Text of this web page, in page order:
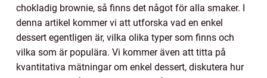
chokladig brownie, så finns det något för alla smaker. I
denna artikel kommer vi att utforska vad en enkel
dessert egentligen är, vilka olika typer som finns och
vilka som är populära. Vi kommer även att titta på
kvantitativa mätningar om enkel dessert, diskutera hur